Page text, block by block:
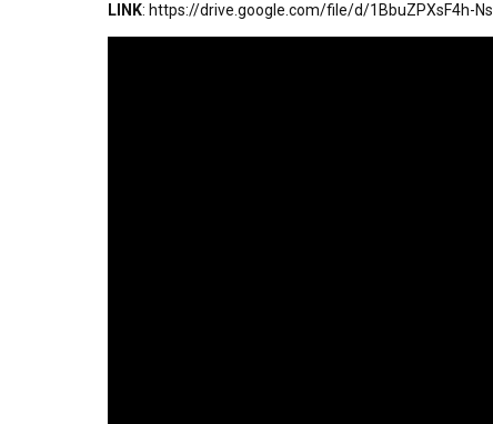
LINK: https://drive.google.com/file/d/1BbuZPXsF4h-